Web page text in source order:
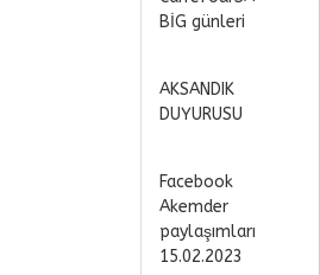
BİG günleri
AKSANDIK
DUYURUSU
Facebook
Akemder
paylaşımları
15.02.2023